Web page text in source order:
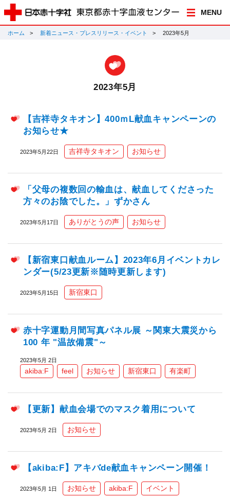
MENU
ホーム 新着ニュース・プレスリリース・イベント 2023年5月
2023年5月
【吉祥寺タキオン】400ｍL献血キャンペーンの
お知らせ★
2023年5月22日 吉祥寺タキオン お知らせ
「父母の複数回の輸血は、献血してくださった
方々のお陰でした。」ずかさん
2023年5月17日 ありがとうの声 お知らせ
【新宿東口献血ルーム】2023年6月イベントカレ
ンダー(5/23更新※随時更新します)
2023年5月15日 新宿東口
赤十字運動月間写真パネル展 ～関東大震災から
100 年 "温故備震"～
2023年5月 2日
akiba:F feel お知らせ 新宿東口 有楽町
【更新】献血会場でのマスク着用について
2023年5月 2日 お知らせ
【akiba:F】アキバde献血キャンペーン開催！
2023年5月 1日 お知らせ akiba:F イベント